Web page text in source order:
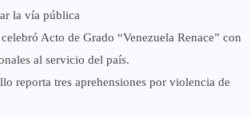
la vía pública
Acto de Grado “Venezuela Renace” con
al servicio del país.
reporta tres aprehensiones por violencia de